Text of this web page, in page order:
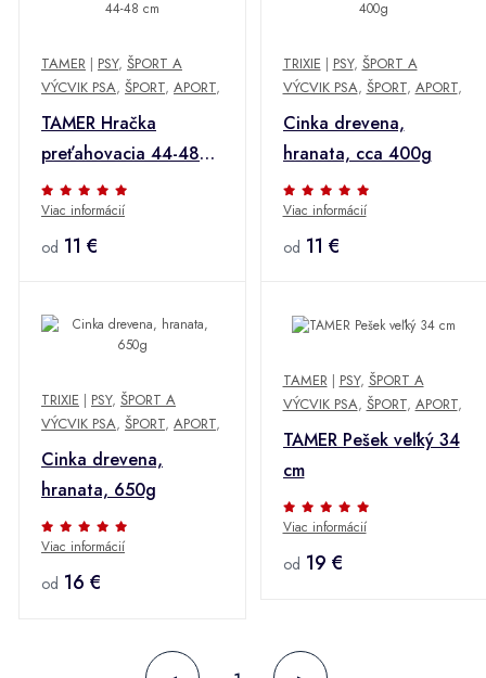
TAMER | PSY, ŠPORT A
VÝCVIK PSA, ŠPORT, APORT,
TAMER Hračka
preťahovacia 44-48
cm
Viac informácií
od 11 €
TRIXIE | PSY, ŠPORT A
VÝCVIK PSA, ŠPORT, APORT,
Cinka drevena,
hranata, cca 400g
Viac informácií
od 11 €
TRIXIE | PSY, ŠPORT A
VÝCVIK PSA, ŠPORT, APORT,
Cinka drevena,
hranata, 650g
Viac informácií
od 16 €
TAMER| PSY, ŠPORT A
VÝCVIK PSA, ŠPORT, APORT,
TAMER Pešek veľký 34
cm
Viac informácií
od 19 €